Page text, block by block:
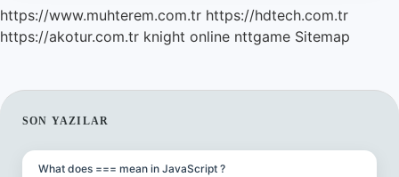
https://www.muhterem.com.tr https://hdtech.com.tr
https://akotur.com.tr knight online nttgame Sitemap
SIDEBAR
SON YAZILAR
What does === mean in JavaScript ?